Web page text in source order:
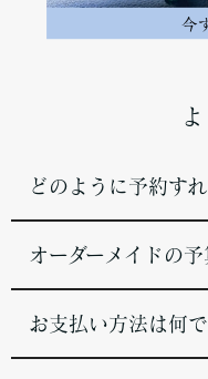
どのように予約す
オーダーメイドの
お支払い方法は何